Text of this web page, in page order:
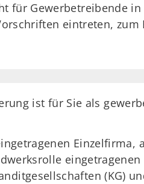
für Gewerbetreibende
eintreten,
ist für Sie als
Einzelfirma,
(KG)